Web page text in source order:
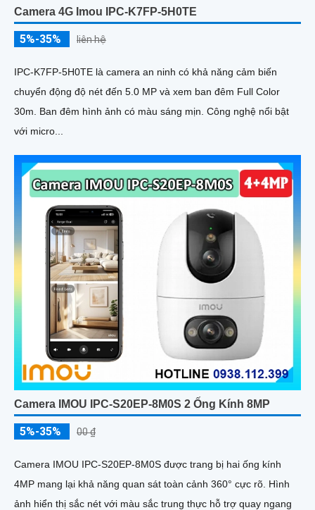
Camera 4G Imou IPC-K7FP-5H0TE
5%-35% liên hệ
IPC-K7FP-5H0TE là camera an ninh có khả năng cảm biến
chuyển động độ nét đến 5.0 MP và xem ban đêm Full Color
30m. Ban đêm hình ảnh có màu sáng mịn. Công nghệ nổi bật
với micro...
Camera IMOU IPC-S20EP-8M0S 2 Ống Kính 8MP
5%-35% 00 ₫
Camera IMOU IPC-S20EP-8M0S được trang bị hai ống kính
4MP mang lại khả năng quan sát toàn cảnh 360° cực rõ. Hình
ảnh hiển thị sắc nét với màu sắc trung thực hỗ trợ quay ngang